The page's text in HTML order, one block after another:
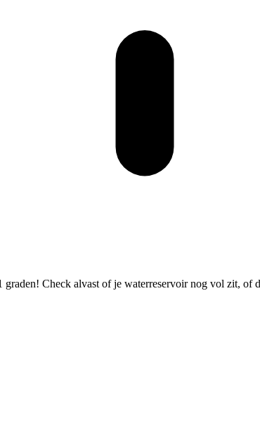
Check alvast of je waterreservoir nog vol zit,